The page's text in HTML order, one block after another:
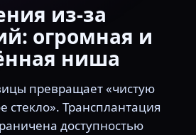
из-за
огромная и
ниша
превращает «чистую
стекло». Трансплантация
доступностью